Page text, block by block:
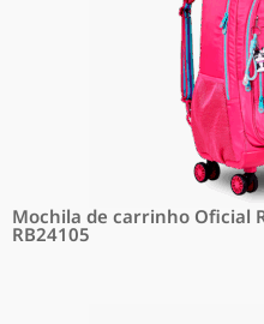
Mochila de carrinho Oficial
RB24105